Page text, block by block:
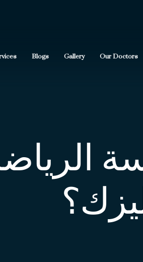
Blogs Gallery Our Doctors